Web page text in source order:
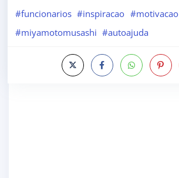
#funcionarios #inspiracao #motivacao
#miyamotomusashi #autoajuda